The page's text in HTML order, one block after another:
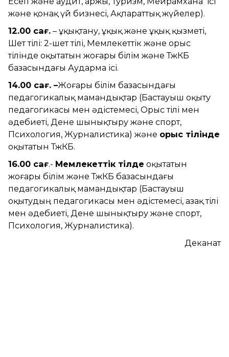
және қонақ үй бизнесі, Ақпараттық жүйелер).
12.00 сағ. – Құқықтану, Құқық және Құқық қызметі,
Шет тілі: 2-шет тілі, Мемлекеттік және орыс
тілінде оқытатын жоғары білім және ТжКБ
базасындағы Аударма ісі.
14.00 сағ. –Жоғары білім базасындағы
педагогикалық мамандықтар (Бастауыш оқыту
педагогикасы мен әдістемесі, Орыс тілі мен
әдебиеті, Дене шынықтыру және спорт,
Психология, Журналистика) және орыс тілінде
оқытатын ТжКБ.
16.00 сағ.- Мемлекеттік тілде оқытатын
жоғары білім және ТжКБ базасындағы
педагогикалық мамандықтар (Бастауыш
оқытудың педагогикасы мен әдістемесі, Қазақ тілі
мен әдебиеті, Дене шынықтыру және спорт,
Психология, Журналистика).
Деканат